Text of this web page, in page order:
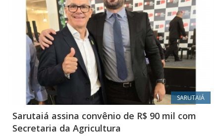
SARUTAIÁ
Sarutaiá assina convênio de R$ 90 mil com
Secretaria da Agricultura